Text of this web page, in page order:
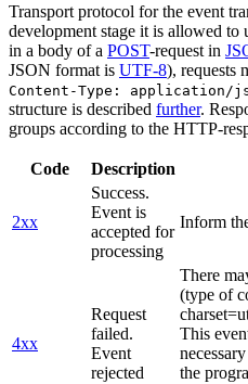
Transport protocol for the event
development stage it is allowed to
in a body of a POST-request in
JSON format is UTF-8), requests
Content-Type: application/
structure is described further.
groups according to the HTTP-
Code Description
2xx
Success.
Event is
accepted for
processing
Inform
4xx
Request
failed.
Event
rejected
There
(type of
This
the